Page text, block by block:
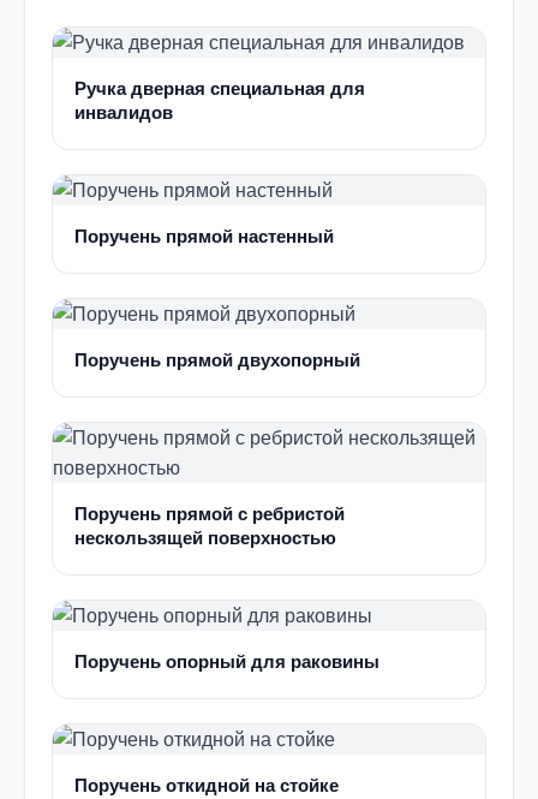
Ручка дверная специальная для
инвалидов
Поручень прямой настенный
Поручень прямой двухопорный
Поручень прямой с ребристой
нескользящей поверхностью
Поручень опорный для раковины
Поручень откидной на стойке